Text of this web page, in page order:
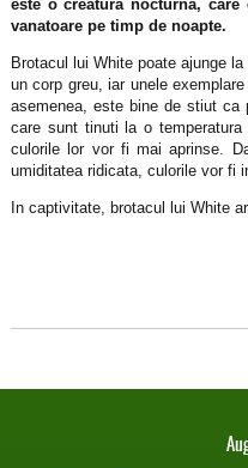
este o creatura nocturna,
vanatoare pe timp de noapte.
Brotacul lui White poate ajunge
un corp greu, iar unele
asemenea, este bine de stiut ca
care sunt tinuti la o
culorile lor vor fi mai aprinse.
umiditatea ridicata, culorile vor fi
In captivitate, brotacul lui White